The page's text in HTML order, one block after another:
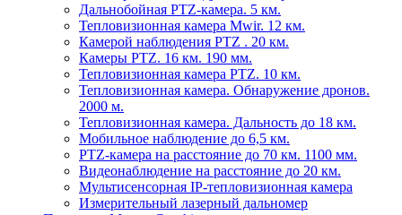
Дальнобойная PTZ-камера. 5 км.
Тепловизионная камера Mwir. 12 км.
Камерой наблюдения PTZ . 20 км.
Камеры PTZ. 16 км. 190 мм.
Тепловизионная камера PTZ. 10 км.
Тепловизионная камера. Обнаружение дронов.
2000 м.
Тепловизионная камера. Дальность до 18 км.
Мобильное наблюдение до 6,5 км.
PTZ-камера на расстояние до 70 км. 1100 мм.
Видеонаблюдение на расстояние до 20 км.
Мультисенсорная IP-тепловизионная камера
Измерительный лазерный дальномер